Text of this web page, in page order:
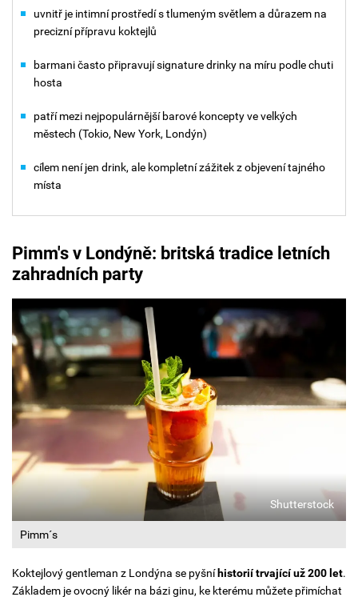
uvnitř je intimní prostředí s tlumeným světlem a důrazem na
precizní přípravu koktejlů
barmani často připravují signature drinky na míru podle chuti
hosta
patří mezi nejpopulárnější barové koncepty ve velkých
městech (Tokio, New York, Londýn)
cílem není jen drink, ale kompletní zážitek z objevení tajného
místa
Pimm's v Londýně: britská tradice letních
zahradních party
Pimm´s
Shutterstock
Koktejlový gentleman z Londýna se pyšní historií trvající už 200 let.
Základem je ovocný likér na bázi ginu, ke kterému můžete přimíchat